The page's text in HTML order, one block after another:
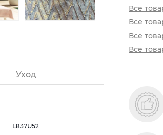
Уход
L837U52
Все
Все
Все
Все